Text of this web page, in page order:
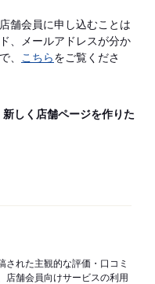
舗会員に申し込むことは
、メールアドレスが分か
、
こちらをご覧くださ
しく店舗ページを作りた
れた主観的な評価・口コミ
店舗会員向けサービスの利用